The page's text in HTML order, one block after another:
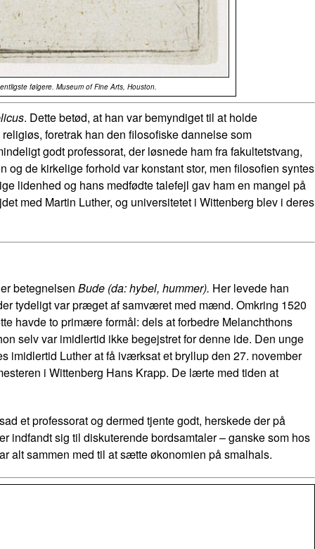
følgere. Museum of Fine Arts, Houston.
. Dette betød, at han var bemyndiget til at holde
foretrak han den filosofiske dannelse som
godt professorat, der løsnede ham fra fakultetstvang,
de kirkelige forhold var konstant stor, men filosofien syntes
lidenhed og hans medfødte talefejl gav ham en mangel på
med Martin Luther, og universitetet i Wittenberg blev i deres
betegnelsen Bude (da: hybel, hummer). Her levede han
tydeligt var præget af samværet med mænd. Omkring 1520
havde to primære formål: dels at forbedre Melanchthons
selv var imidlertid ikke begejstret for denne ide. Den unge
imidlertid Luther at få iværksat et bryllup den 27. november
i Wittenberg Hans Krapp. De lærte med tiden at
et professorat og dermed tjente godt, herskede der på
indfandt sig til diskuterende bordsamtaler – ganske som hos
alt sammen med til at sætte økonomien på smalhals.